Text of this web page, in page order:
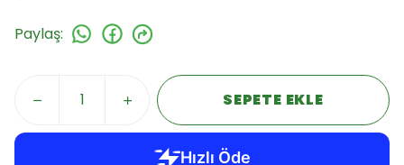
Paylaş:
SEPETE EKLE